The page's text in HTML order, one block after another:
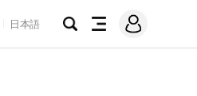
日本語
검
전
메
그